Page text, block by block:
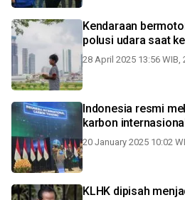
Kendaraan
polusi udara saat
28 April 2025 13:56 WIB,
Indonesia resmi
karbon
20 January 2025 10:02
KLHK dipisah